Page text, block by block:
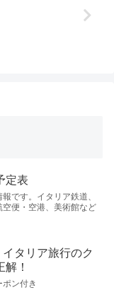
定表
です。イタリア鉄道、
便・空港、美術館など
タリア旅行のク
！
ン付き